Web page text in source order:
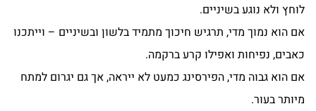
לוחץ ולא נוגע בשיניים.
אם הוא נמוך מדי, תרגיש חיכוך מתמיד בלשון ובשיניים – וייתכנו
כאבים, נפיחות ואפילו קרע ברקמה.
אם הוא גבוה מדי, הפירסינג כמעט לא ייראה, אך גם יגרום למתח
מיותר בעור.